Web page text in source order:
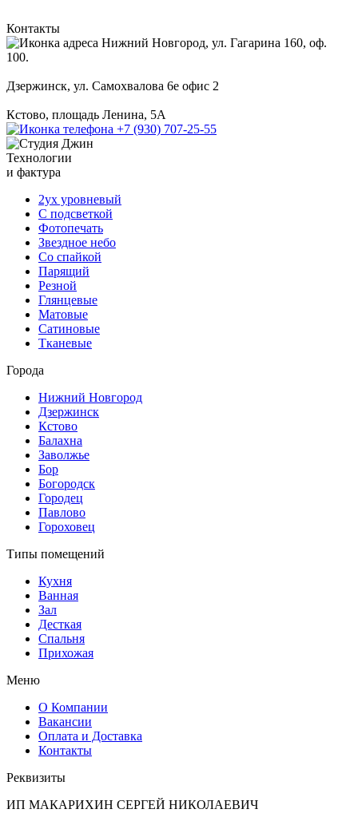
Контакты
Нижний Новгород, ул. Гагарина 160, оф.
100.
Дзержинск, ул. Самохвалова 6е офис 2
Кстово, площадь Ленина, 5А
+7 (930) 707-25-55
Технологии
и фактура
2ух уровневый
С подсветкой
Фотопечать
Звездное небо
Со спайкой
Парящий
Резной
Глянцевые
Матовые
Сатиновые
Тканевые
Города
Нижний Новгород
Дзержинск
Кстово
Балахна
Заволжье
Бор
Богородск
Городец
Павлово
Гороховец
Типы помещений
Кухня
Ванная
Зал
Десткая
Спальня
Прихожая
Меню
О Компании
Вакансии
Оплата и Доставка
Контакты
Реквизиты
ИП МАКАРИХИН СЕРГЕЙ НИКОЛАЕВИЧ